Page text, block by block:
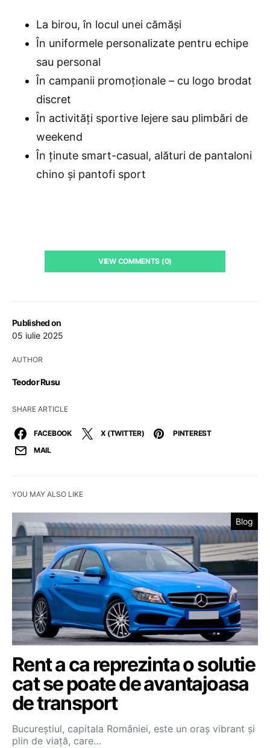
Published on
05 iulie 2025
AUTHOR
Teodor Rusu
SHARE ARTICLE
FACEBOOK X (TWITTER)
PINTEREST
MAIL
La birou, în locul unei cămăși
În uniformele personalizate pentru echipe
sau personal
În campanii promoționale – cu logo brodat
discret
În activități sportive lejere sau plimbări de
weekend
În ținute smart-casual, alături de pantaloni
chino și pantofi sport
VIEW COMMENTS (0)
YOU MAY ALSO LIKE
Blog
Rent a ca reprezinta o solutie
cat se poate de avantajoasa
de transport
Bucureștiul, capitala României, este un oraș vibrant și
plin de viață, care…